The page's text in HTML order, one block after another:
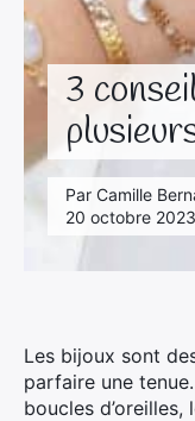
3
Par Camille
20 octobre
Les bijoux sont
parfaire une
boucles